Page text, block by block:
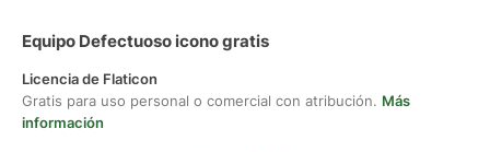
Equipo Defectuoso icono gratis
Licencia de Flaticon
Gratis para uso personal o comercial con atribución. Más
información